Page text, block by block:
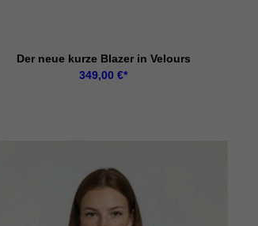
Der neue kurze Blazer in Velours
349,00€